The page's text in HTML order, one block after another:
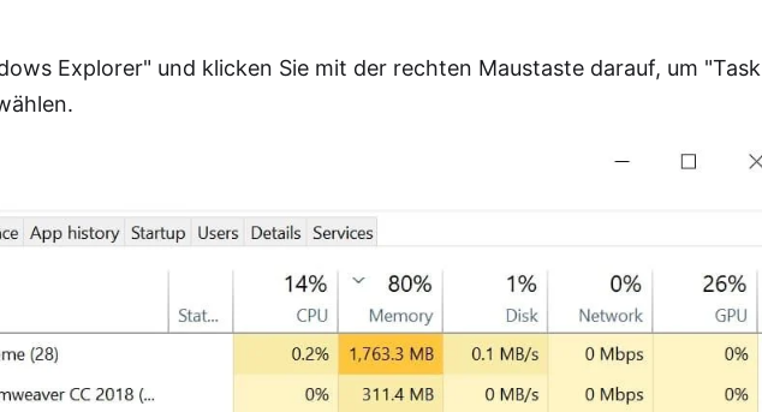
Explorer" und klicken Sie mit der rechten Maustaste darauf, um "Task